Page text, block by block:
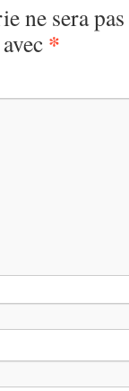
ne sera
*